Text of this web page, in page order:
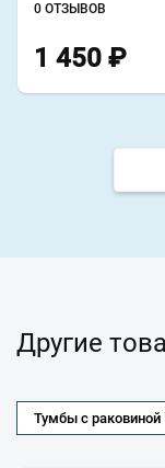
0 ОТЗЫВОВ
1 450 ₽
Другие
Тумбы с раковиной